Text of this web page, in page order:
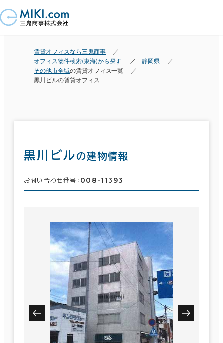
賃貸オフィスなら三鬼商事
オフィス物件検索(東海)から探す
静岡県
その他市全域の賃貸オフィス一覧
黒川ビルの賃貸オフィス
黒川ビルの建物情報
お問い合わせ番号： 008-11393